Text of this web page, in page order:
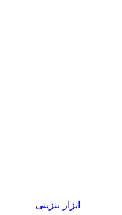
ابزار بنزینی